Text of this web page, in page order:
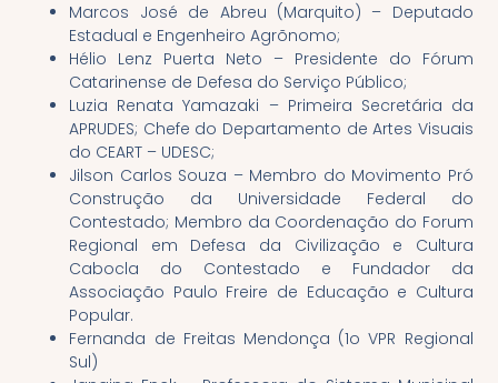
Marcos José de Abreu (Marquito) – Deputado
Estadual e Engenheiro Agrõnomo;
Hélio Lenz Puerta Neto – Presidente do Fórum
Catarinense de Defesa do Serviço Público;
Luzia Renata Yamazaki – Primeira Secretária da
APRUDES; Chefe do Departamento de Artes Visuais
do CEART – UDESC;
Jilson Carlos Souza – Membro do Movimento Pró
Construção da Universidade Federal do
Contestado; Membro da Coordenação do Forum
Regional em Defesa da Civilização e Cultura
Cabocla do Contestado e Fundador da
Associação Paulo Freire de Educação e Cultura
Popular.
Fernanda de Freitas Mendonça (1o VPR Regional
Sul)